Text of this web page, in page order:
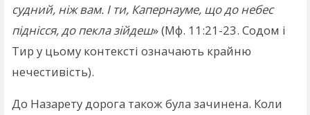
судний, ніж вам. І ти, Капернауме, що до небес
піднісся, до пекла зійдеш» (Мф. 11:21-23. Содом і
Тир у цьому контексті означають крайню
нечестивість).
До Назарету дорога також була зачинена. Коли